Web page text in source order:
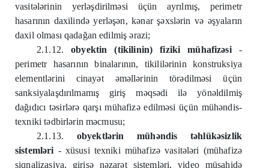
vasitələrinin yerləşdirilməsi üçün ayrılmış, perimetr
hasarının daxilində yerləşən, kənar şəxslərin və əşyaların
daxil olması qadağan edilmiş ərazi;
2.1.12.obyektin (tikilinin) fiziki mühafizəsi-
perimetr hasarının binalarının, tikililərinin konstruksiya
elementlərini cinayət əməllərinin törədilməsi üçün
sanksiyalaşdırılmamış giriş məqsədi ilə yönəldilmiş
dağıdıcı təsirlərə qarşı mühafizə edilməsi üçün mühəndis-
texniki tədbirlərin məcmusu;
2.1.13. obyektlərin mühəndis təhlükəsizlik
sistemləri - xüsusi texniki mühafizə vasitələri (mühafizə
siqnalizasiya, girişə nəzarət sistemləri, video müşahidə